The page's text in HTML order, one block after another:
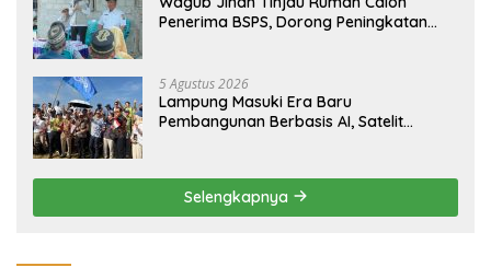
Penerima BSPS, Dorong Peningkatan
5 Agustus 2026
Lampung Masuki Era Baru
Pembangunan Berbasis AI, Satelit
Selengkapnya